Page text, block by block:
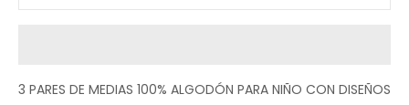
3 PARES DE MEDIAS 100% ALGODÓN PARA NIÑO CON DISEÑOS